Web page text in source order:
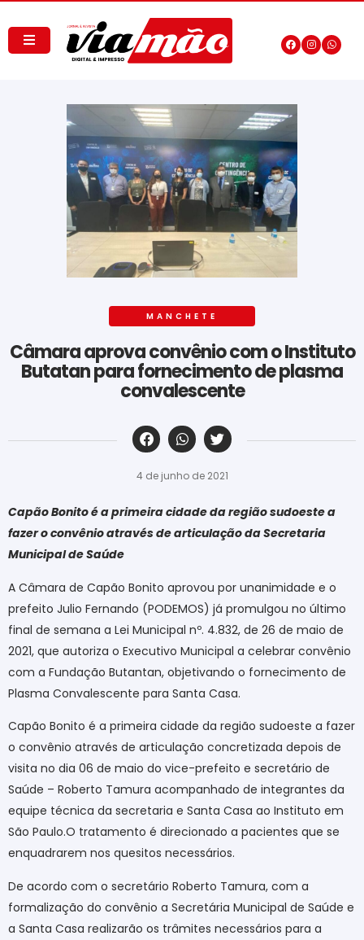
MANCHETE
Câmara aprova convênio com o Instituto
Butatan para fornecimento de plasma
convalescente
‎ ‎ ‎ ‎ ‎ ‎ ‎ ‎ ‎ ‎ ‎ ‎ ‎ ‎ ‎ ‎ ‎ ‎ ‎ ‎ ‎ ‎ ‎ ‎ ‎ ‎ ‎ ‎ ‎ ‎ ‎
4 de junho de 2021
Capão Bonito é a primeira cidade da região sudoeste a
fazer o convênio através de articulação da Secretaria
Municipal de Saúde
A Câmara de Capão Bonito aprovou por unanimidade e o
prefeito Julio Fernando (PODEMOS) já promulgou no último
final de semana a Lei Municipal nº. 4.832, de 26 de maio de
2021, que autoriza o Executivo Municipal a celebrar convênio
com a Fundação Butantan, objetivando o fornecimento de
Plasma Convalescente para Santa Casa.
Capão Bonito é a primeira cidade da região sudoeste a fazer
o convênio através de articulação concretizada depois de
visita no dia 06 de maio do vice-prefeito e secretário de
Saúde – Roberto Tamura acompanhado de integrantes da
equipe técnica da secretaria e Santa Casa ao Instituto em
São Paulo.O tratamento é direcionado a pacientes que se
enquadrarem nos quesitos necessários.
De acordo com o secretário Roberto Tamura, com a
formalização do convênio a Secretária Municipal de Saúde e
a Santa Casa realizarão os trâmites necessários para a